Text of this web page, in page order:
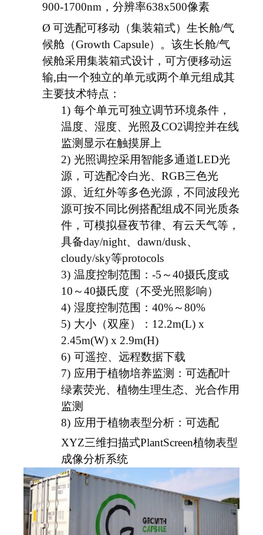
900-1700nm，分辨率638x500像素
Ø 可选配可移动（集装箱式）生长舱/气
候舱（Growth Capsule）。该生长舱/气
候舱采用集装箱式设计，可方便移动运
输,由一个独立的单元或两个单元组成其
主要技术特点：
1) 每个单元可独立调节环境条件，
温度、湿度、光照及CO2调控并在线
监测显示在触摸屏上
2) 光照调控采用智能多通道LED光
源，可选配冷白光、RGB三色光
源、近红外等多色光源，不同波段光
源可按不同比例搭配组成不同光质条
件，可模拟昼夜节律、有云天气等，
具备day/night、dawn/dusk、
cloudy/sky等protocols
3) 温度控制范围：-5～40摄氏度或
10～40摄氏度（不受光照影响）
4) 湿度控制范围：40%～80%
5) 大小（双座）：12.2m(L) x
2.45m(W) x 2.9m(H)
6) 可遥控、远程数据下载
7) 应用于植物培养监测：可选配叶
绿素荧光、植物生理生态、光合作用
监测
8) 应用于植物表型分析：可选配
XYZ三维扫描式PlantScreen植物表型
成像分析系统